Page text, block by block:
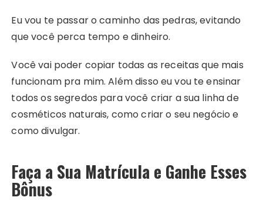
Eu vou te passar o caminho das pedras, evitando
que você perca tempo e dinheiro.
Você vai poder copiar todas as receitas que mais
funcionam pra mim. Além disso eu vou te ensinar
todos os segredos para você criar a sua linha de
cosméticos naturais, como criar o seu negócio e
como divulgar.
Faça a Sua Matrícula e Ganhe Esses
Bônus